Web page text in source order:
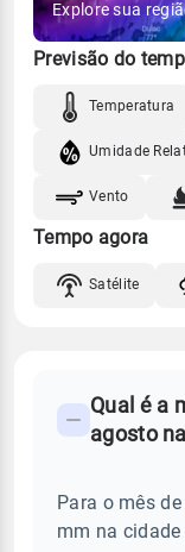
Explore sua
Previsão do
Temperatura
Umidade
Vento
Tempo agora
Satélite
Perguntas
sobre
chuva
Qual é a
agosto
Para o mês
mm na cidade